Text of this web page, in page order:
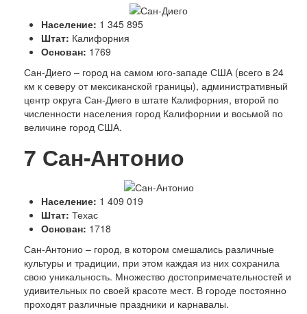
Население: 1 345 895
Штат: Калифорния
Основан: 1769
Сан-Диего – город на самом юго-западе США (всего в 24
км к северу от мексиканской границы), административный
центр округа Сан-Диего в штате Калифорния, второй по
численности населения город Калифорнии и восьмой по
величине город США.
7 Сан-Антонио
Население: 1 409 019
Штат: Техас
Основан: 1718
Сан-Антонио – город, в котором смешались различные
культуры и традиции, при этом каждая из них сохранила
свою уникальность. Множество достопримечательностей и
удивительных по своей красоте мест. В городе постоянно
проходят различные праздники и карнавалы.